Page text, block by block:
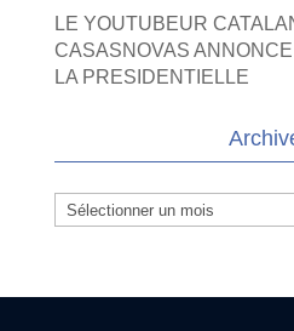
LE YOUTUBEUR
CASASNOVAS
LA PRESIDENTIELLE
Archives